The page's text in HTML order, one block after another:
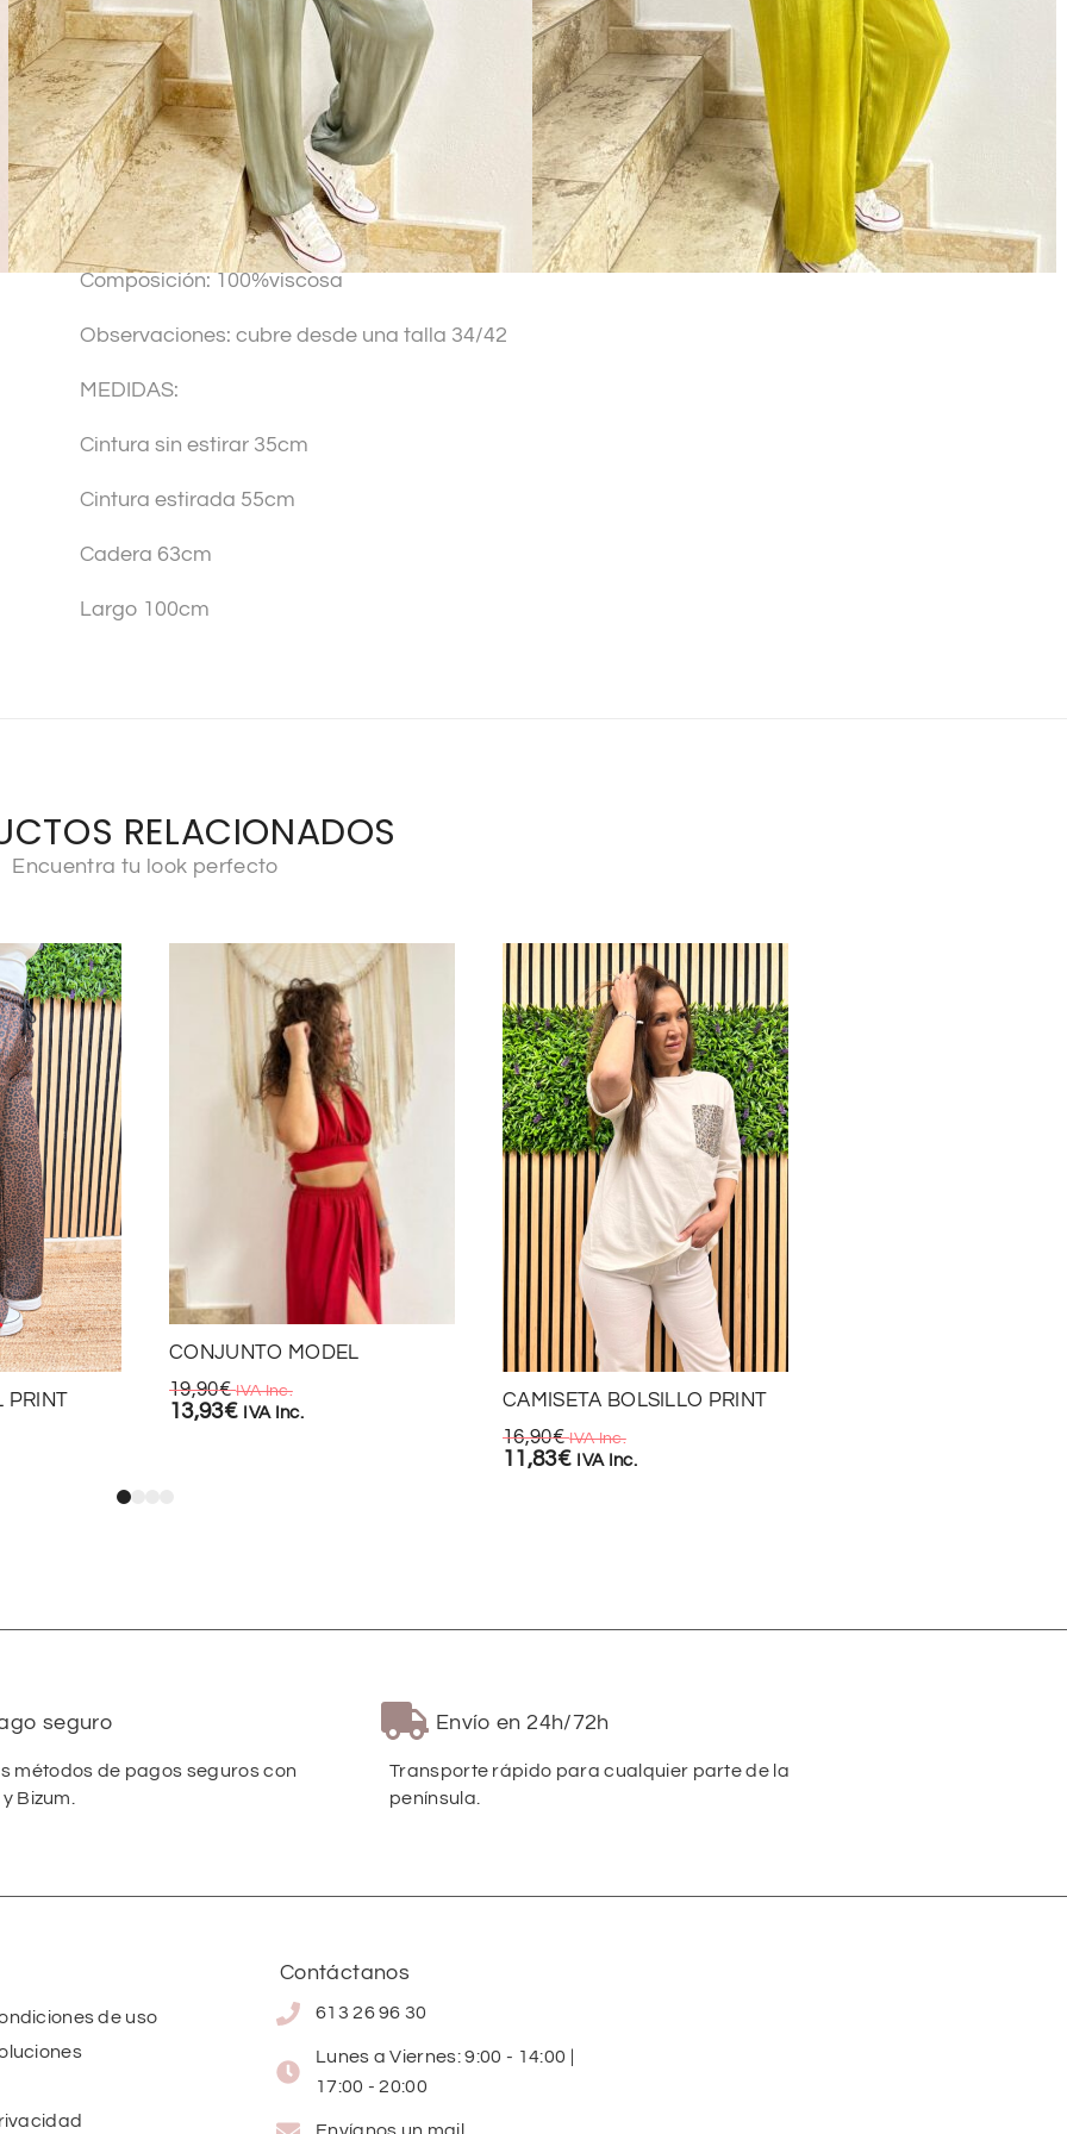
t
e
r
n
a
t
i
e
SKU:39592
Categorías:Moda chica Novedades, Pantalones y leggings
Descripción Información adicional
Composición: 100%viscosa
Observaciones: cubre desde una talla 34/42
MEDIDAS:
Cintura sin estirar 35cm
Cintura estirada 55cm
Cadera 63cm
Largo 100cm
RELACIONADOS
Encuentra tu look perfecto
PRINT
CONJUNTO MODEL
19,90€ IVA Inc.
13,93€ IVA Inc.
CAMISETA BOLSILLO PRINT
16,90€ IVA Inc.
11,83€ IVA Inc.
seguro
métodos de pagos seguros con
Bizum.
Envío en 24h/72h
Transporte rápido para cualquier parte de la
península.
de uso
Contáctanos
613 26 96 30
Lunes a Viernes: 9:00 - 14:00 |
17:00 - 20:00